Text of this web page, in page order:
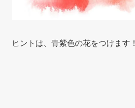
ヒントは、青紫色の花をつけます！